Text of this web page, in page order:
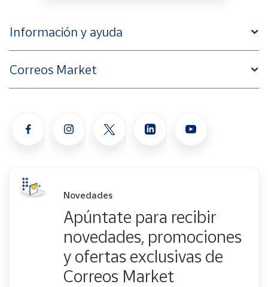
Información y ayuda
Correos Market
Novedades
Apúntate para recibir
novedades, promociones
y ofertas exclusivas de
Correos Market